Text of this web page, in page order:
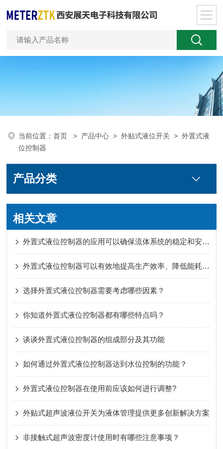
当前位置：首页 > 产品中心 >外贴式液位开关 >外置式液
位控制器
产品分类
相关文章
外置式液位控制器的应用可以确保流体系统的稳定和安全运行
外置式液位控制器可以有效地提高生产效率、降低能耗和物料浪费
选择外置式液位控制器需要考虑哪些因素？
你知道外置式液位控制器都有哪些特点吗？
谈谈外置式液位控制器的组成部分及其功能
如何通过外置式液位控制器达到水位控制的功能？
外置式液位控制器在使用前应该如何进行调整?
外贴式超声波液位开关为液体管理提供更多创新解决方案
非接触式超声波密度计使用时有哪些注意事项？